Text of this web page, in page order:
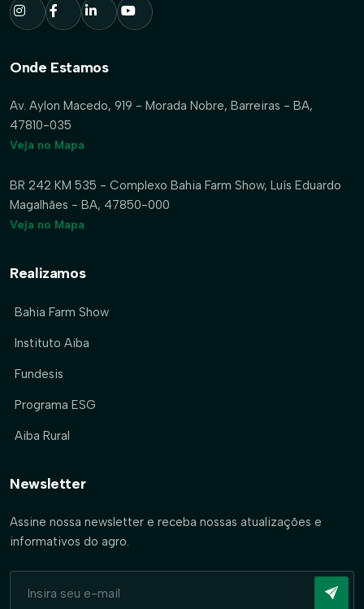
Onde Estamos
Av. Aylon Macedo, 919 - Morada Nobre, Barreiras - BA,
47810-035
Veja no Mapa
BR 242 KM 535 - Complexo Bahia Farm Show, Luís Eduardo
Magalhães - BA, 47850-000
Veja no Mapa
Realizamos
Bahia Farm Show
Instituto Aiba
Fundesis
Programa ESG
Aiba Rural
Newsletter
Assine nossa newsletter e receba nossas atualizações e
informativos do agro.